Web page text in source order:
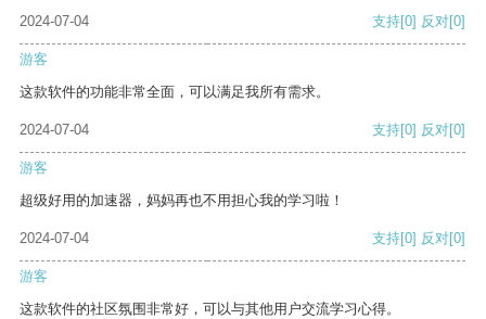
2024-07-04 支持[0] 反对[0]
游客
这款软件的功能非常全面，可以满足我所有需求。
2024-07-04 支持[0] 反对[0]
游客
超级好用的加速器，妈妈再也不用担心我的学习啦！
2024-07-04 支持[0] 反对[0]
游客
这款软件的社区氛围非常好，可以与其他用户交流学习心得。